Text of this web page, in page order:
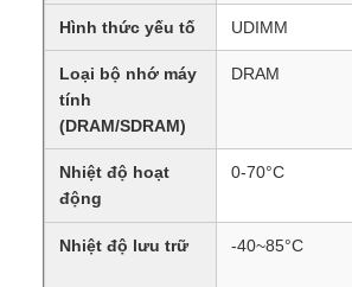
Hình thức yếu tố UDIMM
Loại bộ nhớ máy
tính
(DRAM/SDRAM)
DRAM
Nhiệt độ hoạt
động
0-70°C
Nhiệt độ lưu trữ -40~85°C